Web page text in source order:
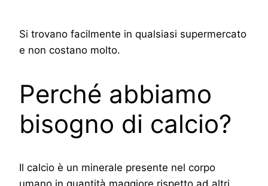
Si trovano facilmente in qualsiasi supermercato
e non costano molto.
Perché abbiamo
bisogno di calcio?
Il calcio è un minerale presente nel corpo